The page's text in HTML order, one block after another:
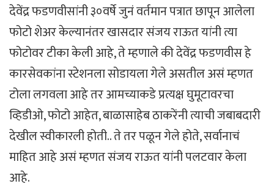
देवेंद्र फडणवीसांनी ३०वर्षे जुनं वर्तमान पत्रात छापून आलेला
फोटो शेअर केल्यानंतर खासदार संजय राऊत यांनी त्या
फोटोवर टीका केली आहे, ते म्हणाले की देवेंद्र फडणवीस हे
कारसेवकांना स्टेशनला सोडायला गेले असतील असं म्हणत
टोला लगवला आहे तर आमच्याकडे प्रत्यक्ष घुमूटावरचा
व्हिडीओ, फोटो आहेत, बाळासाहेब ठाकरेंनी त्याची जबाबदारी
देखील स्वीकारली होती.. ते तर पळून गेले होते, सर्वानाचं
माहित आहे असं म्हणत संजय राऊत यांनी पलटवार केला
आहे.